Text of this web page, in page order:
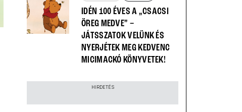
IDÉN 100 ÉVES A „CSACSI
ÖREG MEDVE” –
JÁTSSZATOK VELÜNK ÉS
NYERJÉTEK MEG KEDVENC
MICIMACKÓ KÖNYVETEK!
HIRDETÉS